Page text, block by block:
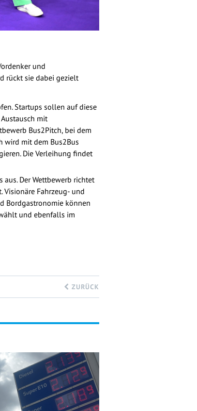
und
rückt sie dabei gezielt
Startups sollen auf diese
mit
Bus2Pitch, bei dem
wird mit dem Bus2Bus
Die Verleihung findet
aus. Der Wettbewerb richtet
Fahrzeug- und
Bordgastronomie können
und ebenfalls im
ZURÜCK